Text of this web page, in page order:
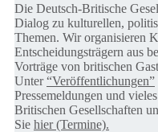
Die Deutsch-Britische
Dialog zu kulturellen,
Themen. Wir organisieren
Entscheidungsträgern aus
Vorträge von britischen
Unter“Veröffentlichungen”
Pressemeldungen und
Britischen Gesellschaften
Sie hier (Termine).